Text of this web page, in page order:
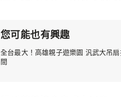
您可能也有興趣
全台最大！高雄親子遊樂園 汎武大吊
間